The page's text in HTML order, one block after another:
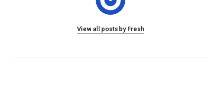
View all posts by Fresh